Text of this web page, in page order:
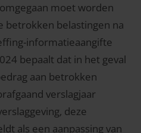
moet worden
betrokken belastingen na
informatieaangifte
bepaalt dat in het geval
aan betrokken
verslagjaar
deze
als een aanpassing van